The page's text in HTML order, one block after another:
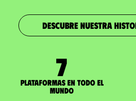
DESCUBRE NUESTRA
7
Plataformas en todo el
mundo